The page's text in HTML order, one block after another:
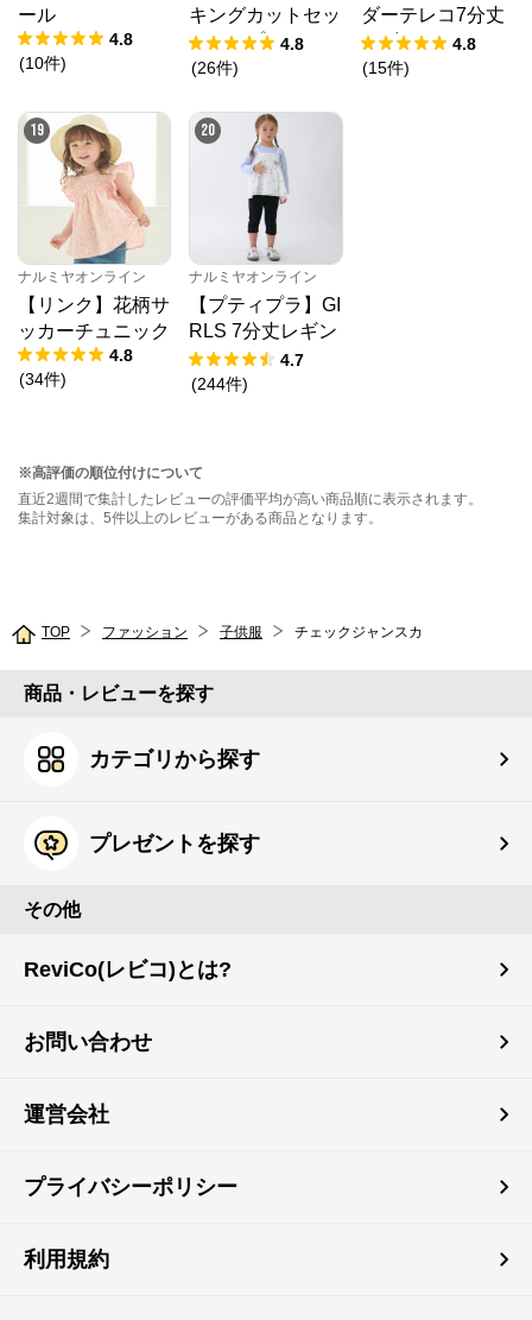
ール
4.8
(10件)
キングカットセッ
トアップ
4.8
(26件)
ダーテレコ7分丈
レギンス
4.8
(15件)
19
ナルミヤオンライン
【リンク】花柄サ
ッカーチュニック
4.8
(34件)
20
ナルミヤオンライン
【プティプラ】GI
RLS 7分丈レギン
ス
4.7
(244件)
※高評価の順位付けについて
直近2週間で集計したレビューの評価平均が高い商品順に表示されます。
集計対象は、5件以上のレビューがある商品となります。
TOP ファッション 子供服 チェックジャンスカ
商品・レビューを探す
カテゴリから探す
プレゼントを探す
その他
ReviCo(レビコ)とは?
お問い合わせ
運営会社
プライバシーポリシー
利用規約